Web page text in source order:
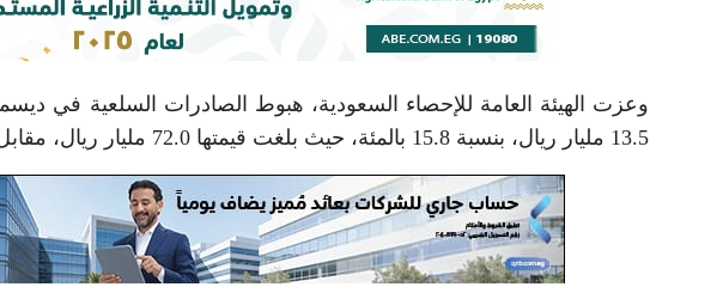
وعزت الهيئة العامة للإحصاء السعودية، هبوط الصادرات السلعية في
13.5 مليار ريال، بنسبة 15.8 بالمئة، حيث بلغت قيمتها 72.0 مليار ريال، مقابل 85.5 مليار ريال في ديسمبر 2022.